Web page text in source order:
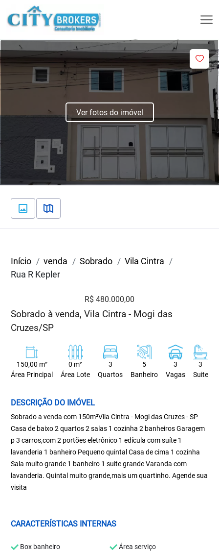
Ver fotos do imóvel
Início venda Sobrado
Vila Cintra
Rua R Kepler
R$ 480.000,00
Sobrado à venda, Vila Cintra - Mogi das
Cruzes/SP
150,00 m²
Área Principal
0 m²
Área Lote
3
Quartos
5
Banheiro
3
Vagas
3
Suite
DESCRIÇÃO DO IMÓVEL
Sobrado a venda com 150m²Vila Cintra - Mogi das Cruzes - SP
Casa de baixo 2 quartos 2 salas 1 cozinha 2 banheiros Garagem
p 3 carros,com 2 portões eletrônico 1 edícula com suíte 1
lavanderia 1 banheiro Pequeno quintal Casa de cima 1 cozinha
Sala muito grande 1 banheiro 1 suite grande Varanda com
lavanderia. Quintal muito grande,mais um quartinho. Agende sua
visita
CARACTERÍSTICAS INTERNAS
Box banheiro Área serviço